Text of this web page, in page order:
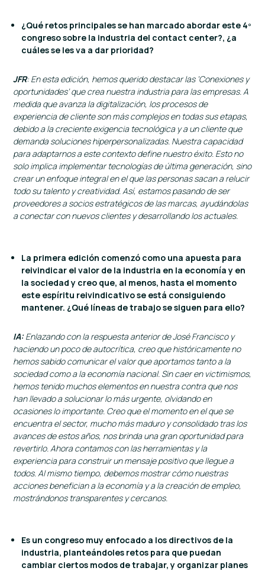
¿Qué retos principales se han marcado abordar este 4º
congreso sobre la industria del contact center?, ¿a
cuáles se les va a dar prioridad?
JFR: En esta edición, hemos querido destacar las ‘Conexiones y
oportunidades’ que crea nuestra industria para las empresas. A
medida que avanza la digitalización, los procesos de
experiencia de cliente son más complejos en todas sus etapas,
debido a la creciente exigencia tecnológica y a un cliente que
demanda soluciones hiperpersonalizadas. Nuestra capacidad
para adaptarnos a este contexto define nuestro éxito. Esto no
solo implica implementar tecnologías de última generación, sino
crear un enfoque integral en el que las personas sacan a relucir
todo su talento y creatividad. Así, estamos pasando de ser
proveedores a socios estratégicos de las marcas, ayudándolas
a conectar con nuevos clientes y desarrollando los actuales.
La primera edición comenzó como una apuesta para
reivindicar el valor de la industria en la economía y en
la sociedad y creo que, al menos, hasta el momento
este espíritu reivindicativo se está consiguiendo
mantener. ¿Qué líneas de trabajo se siguen para ello?
IA:Enlazando con la respuesta anterior de José Francisco y
haciendo un poco de autocrítica, creo que históricamente no
hemos sabido comunicar el valor que aportamos tanto a la
sociedad como a la economía nacional. Sin caer en victimismos,
hemos tenido muchos elementos en nuestra contra que nos
han llevado a solucionar lo más urgente, olvidando en
ocasiones lo importante. Creo que el momento en el que se
encuentra el sector, mucho más maduro y consolidado tras los
avances de estos años, nos brinda una gran oportunidad para
revertirlo. Ahora contamos con las herramientas y la
experiencia para construir un mensaje positivo que llegue a
todos. Al mismo tiempo, debemos mostrar cómo nuestras
acciones benefician a la economía y a la creación de empleo,
mostrándonos transparentes y cercanos.
Es un congreso muy enfocado a los directivos de la
industria, planteándoles retos para que puedan
cambiar ciertos modos de trabajar, y organizar planes